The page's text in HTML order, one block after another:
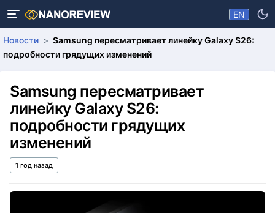
EN
Новости
Samsung пересматривает линейку Galaxy S26:
подробности грядущих изменений
Samsung пересматривает
линейку Galaxy S26:
подробности грядущих
изменений
1 год назад